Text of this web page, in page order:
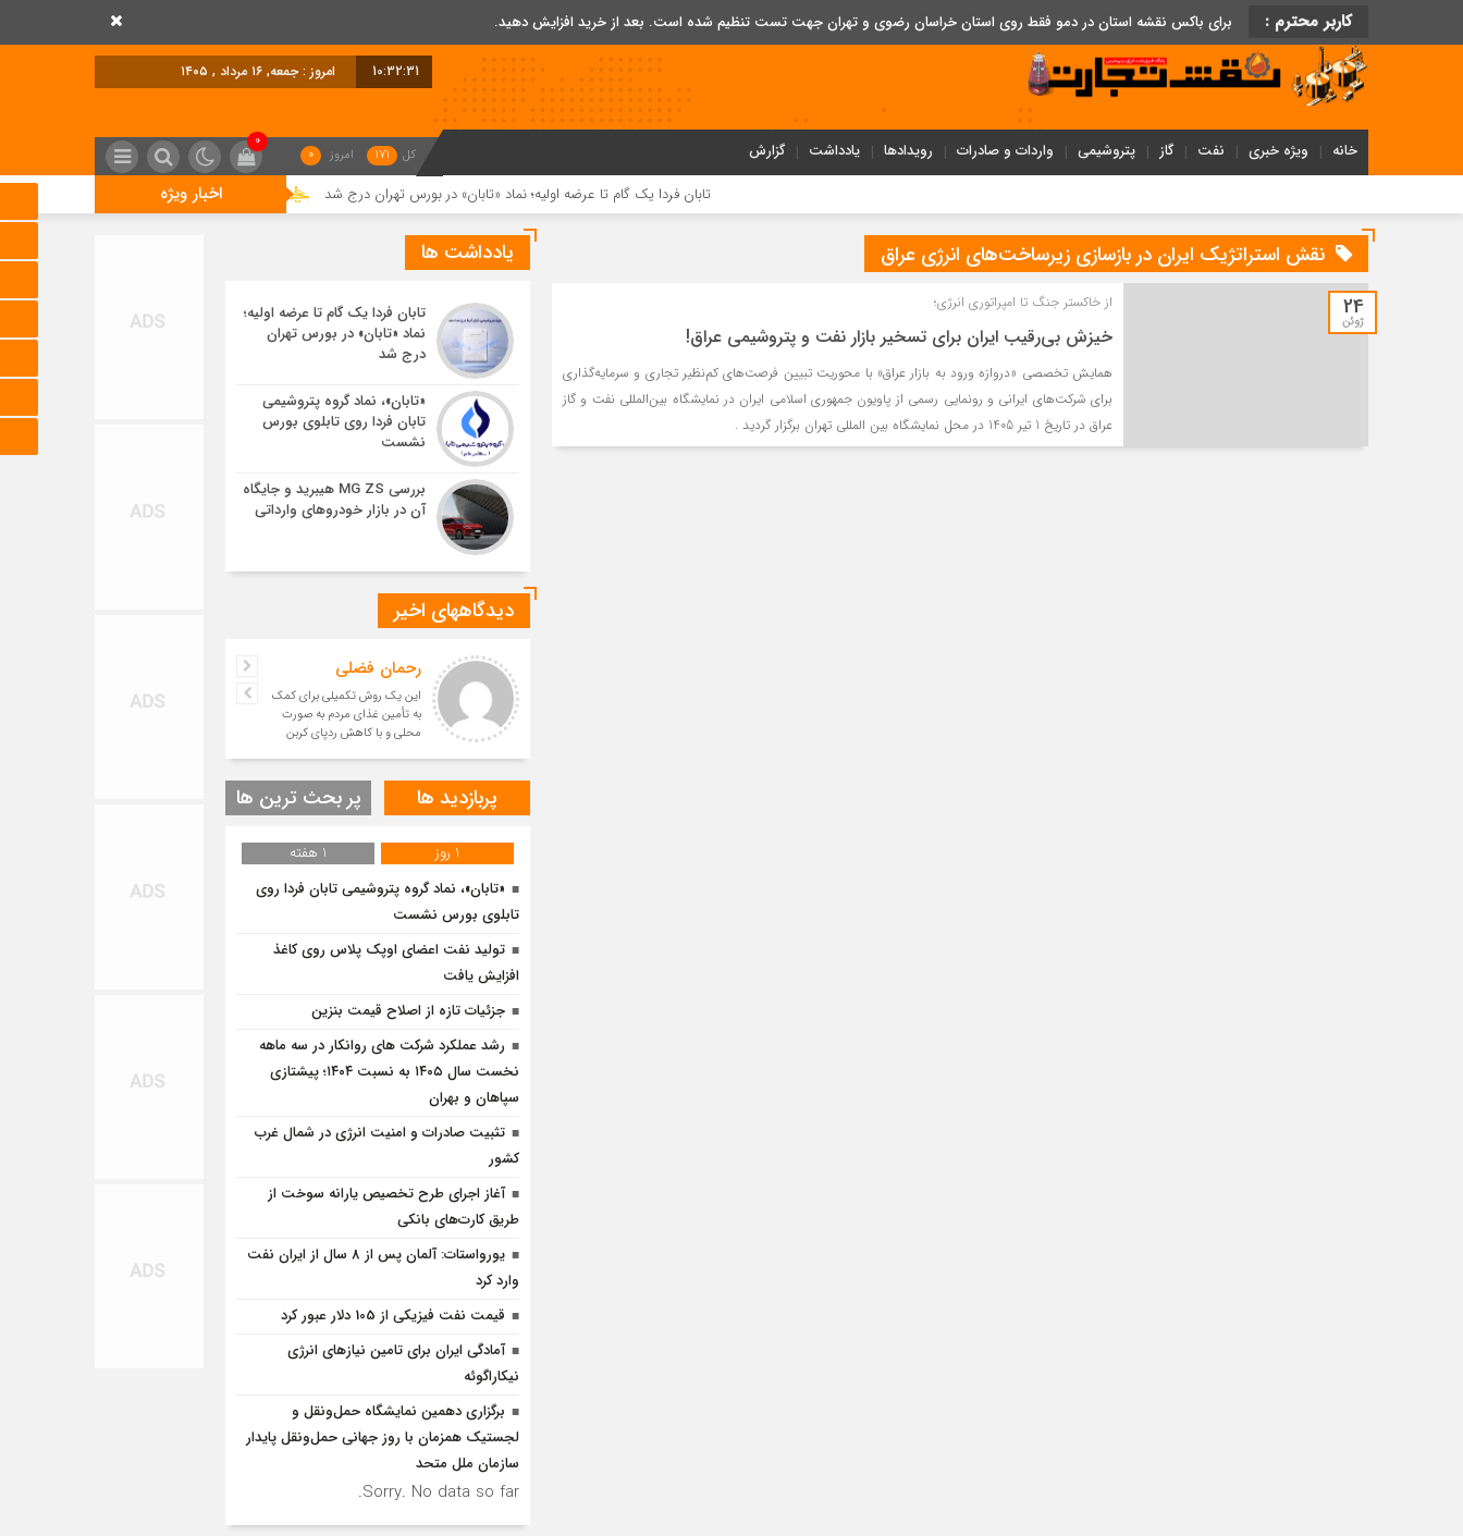
کاربر محترم : برای باکس نقشه استان در دمو فقط روی استان خراسان رضوی و تهران جهت تست تنظیم شده است. بعد از خرید افزایش دهید.
10:32:32 امروز : جمعه, ۱۶ مرداد , ۱۴۰۵
خانه ویژه خبری نفت گاز پتروشیمی واردات و صادرات رویدادها یادداشت گزارش کل 171 امروز 0
0
اخبار ویژه تابان فردا یک گام تا عرضه اولیه؛ نماد «تابان» در بورس تهران درج شد «تابان»، نماد گروه پتروشیمی تابان فردا روی تابلوی بورس
نقش استراتژیک ایران در بازسازی زیرساخت‌های انرژی عراق
24
ژوئن
از خاکستر جنگ تا امپراتوری انرژی؛
خیزش بی‌رقیب ایران برای تسخیر بازار نفت و پتروشیمی عراق!
همایش تخصصی «دروازه ورود به بازار عراق» با محوریت تبیین فرصت‌های کم‌نظیر تجاری و سرمایه‌گذاری
برای شرکت‌های ایرانی و رونمایی رسمی از پاویون جمهوری اسلامی ایران در نمایشگاه بین‌المللی نفت و گاز
عراق در تاریخ 1 تیر 1405 در محل نمایشگاه بین المللی تهران برگزار گردید .
یادداشت ها
تابان فردا یک گام تا عرضه اولیه؛
نماد «تابان» در بورس تهران
درج شد
«تابان»، نماد گروه پتروشیمی
تابان فردا روی تابلوی بورس
نشست
بررسی MG ZS هیبرید و جایگاه
آن در بازار خودروهای وارداتی
دیدگاههای اخیر
رحمان فضلی
این یک روش تکمیلی برای کمک
به تأمین غذای مردم به صورت
محلی و با کاهش ردپای کربن
پربازدید ها پر بحث ترین ها
1 روز
1 هفته
«تابان»، نماد گروه پتروشیمی تابان فردا روی
تابلوی بورس نشست
تولید نفت اعضای اوپک پلاس روی کاغذ
افزایش یافت
جزئیات تازه از اصلاح قیمت بنزین
رشد عملکرد شرکت های روانکار در سه ماهه
نخست سال ۱۴۰۵ به نسبت ۱۴۰۴؛ پیشتازی
سپاهان و بهران
تثبیت صادرات و امنیت انرژی در شمال‌ غرب
کشور
آغاز اجرای طرح تخصیص یارانه سوخت از
طریق کارت‌های بانکی
یورواستات: آلمان پس از 8 سال از ایران نفت
وارد کرد
قیمت نفت فیزیکی از 105 دلار عبور کرد
آمادگی ایران برای تامین نیازهای انرژی
نیکاراگوئه
برگزاری دهمین نمایشگاه حمل‌ونقل و
لجستیک همزمان با روز جهانی حمل‌ونقل پایدار
سازمان ملل متحد
Sorry. No data so far.